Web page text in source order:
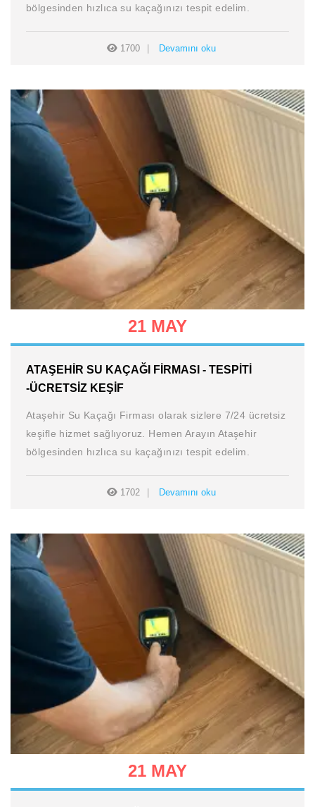
bölgesinden hızlıca su kaçağınızı tespit edelim.
1700 Devamını oku
21 MAY
ATAŞEHIR SU KAÇAĞI FIRMASI - TESPITI
-ÜCRETSIZ KEŞIF
Ataşehir Su Kaçağı Firması olarak sizlere 7/24 ücretsiz
keşifle hizmet sağlıyoruz. Hemen Arayın Ataşehir
bölgesinden hızlıca su kaçağınızı tespit edelim.
1702 Devamını oku
21 MAY